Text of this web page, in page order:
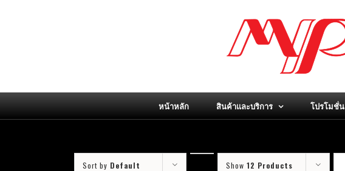
หน้าหลัก สินค้าและบริการ โปรโมชั่น
Sort by Default Show 12 Products